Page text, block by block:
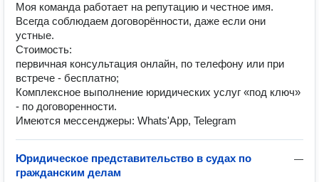
Моя команда работает на репутацию и честное имя.
Всегда соблюдаем договорённости, даже если они
устные.
Стоимость:
первичная консультация онлайн, по телефону или при
встрече - бесплатно;
Комплексное выполнение юридических услуг «под ключ»
- по договоренности.
Имеются мессенджеры: Whats'App, Telegram
—
Юридическое представительство в судах по
гражданским делам